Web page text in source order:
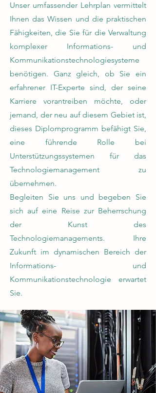
Unser umfassender Lehrplan vermittelt
Ihnen das Wissen und die praktischen
Fähigkeiten, die Sie für die Verwaltung
komplexer Informations- und
Kommunikationstechnologiesysteme
benötigen. Ganz gleich, ob Sie ein
erfahrener IT-Experte sind, der seine
Karriere vorantreiben möchte, oder
jemand, der neu auf diesem Gebiet ist,
dieses Diplomprogramm befähigt Sie,
eine führende Rolle bei
Unterstützungssystemen für das
Technologiemanagement zu
übernehmen.
Begleiten Sie uns und begeben Sie
sich auf eine Reise zur Beherrschung
der Kunst des
Technologiemanagements. Ihre
Zukunft im dynamischen Bereich der
Informations- und
Kommunikationstechnologie erwartet
Sie.